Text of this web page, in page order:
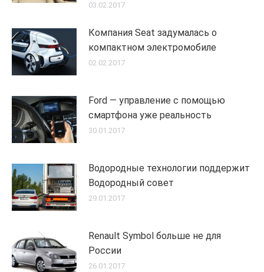
03.02.2017
Компания Seat задумалась о
компактном электромобиле
02.02.2017
Ford — управление с помощью
смартфона уже реальность
30.01.2017
Водородные технологии поддержит
Водородный совет
29.01.2017
Renault Symbol больше не для
России
26.01.2017